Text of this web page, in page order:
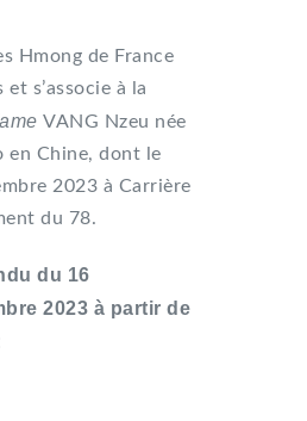
Hmong de France
s’associe à la
VANG Nzeu née
en Chine, dont le
2023 à Carrière
du 78.
du 16
2023 à partir de